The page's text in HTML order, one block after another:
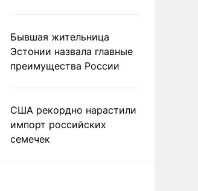
Бывшая жительница
Эстонии назвала главные
преимущества России
США рекордно нарастили
импорт российских
семечек